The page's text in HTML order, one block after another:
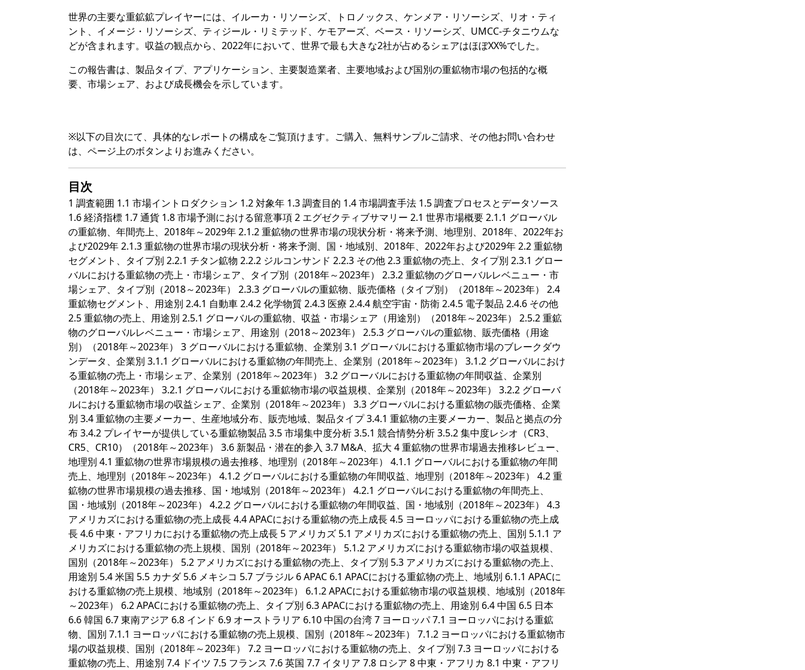
世界の主要な重鉱鉱プレイヤーには、イルーカ・リソーシズ、トロノックス、ケンメア・リソーシズ、リオ・ティ
ント、イメージ・リソーシズ、ティジール・リミテッド、ケモアーズ、ベース・リソーシズ、UMCC-チタニウムな
どが含まれます。収益の観点から、2022年において、世界で最も大きな2社が占めるシェアはほぼXX%でした。
この報告書は、製品タイプ、アプリケーション、主要製造業者、主要地域および国別の重鉱物市場の包括的な概
要、市場シェア、および成長機会を示しています。
※以下の目次にて、具体的なレポートの構成をご覧頂けます。ご購入、無料サンプルご請求、その他お問い合わせ
は、ページ上のボタンよりお進みください。
目次
1 調査範囲 1.1 市場イントロダクション 1.2 対象年 1.3 調査目的 1.4 市場調査手法 1.5 調査プロセスとデータソース
1.6 経済指標 1.7 通貨 1.8 市場予測における留意事項 2 エグゼクティブサマリー 2.1 世界市場概要 2.1.1 グローバル
の重鉱物、年間売上、2018年～2029年 2.1.2 重鉱物の世界市場の現状分析・将来予測、地理別、2018年、2022年お
よび2029年 2.1.3 重鉱物の世界市場の現状分析・将来予測、国・地域別、2018年、2022年および2029年 2.2 重鉱物
セグメント、タイプ別 2.2.1 チタン鉱物 2.2.2 ジルコンサンド 2.2.3 その他 2.3 重鉱物の売上、タイプ別 2.3.1 グロー
バルにおける重鉱物の売上・市場シェア、タイプ別（2018年～2023年） 2.3.2 重鉱物のグローバルレベニュー・市
場シェア、タイプ別（2018～2023年） 2.3.3 グローバルの重鉱物、販売価格（タイプ別）（2018年～2023年） 2.4
重鉱物セグメント、用途別 2.4.1 自動車 2.4.2 化学物質 2.4.3 医療 2.4.4 航空宇宙・防衛 2.4.5 電子製品 2.4.6 その他
2.5 重鉱物の売上、用途別 2.5.1 グローバルの重鉱物、収益・市場シェア（用途別）（2018年～2023年） 2.5.2 重鉱
物のグローバルレベニュー・市場シェア、用途別（2018～2023年） 2.5.3 グローバルの重鉱物、販売価格（用途
別）（2018年～2023年） 3 グローバルにおける重鉱物、企業別 3.1 グローバルにおける重鉱物市場のブレークダウ
ンデータ、企業別 3.1.1 グローバルにおける重鉱物の年間売上、企業別（2018年～2023年） 3.1.2 グローバルにおけ
る重鉱物の売上・市場シェア、企業別（2018年～2023年） 3.2 グローバルにおける重鉱物の年間収益、企業別
（2018年～2023年） 3.2.1 グローバルにおける重鉱物市場の収益規模、企業別（2018年～2023年） 3.2.2 グローバ
ルにおける重鉱物市場の収益シェア、企業別（2018年～2023年） 3.3 グローバルにおける重鉱物の販売価格、企業
別 3.4 重鉱物の主要メーカー、生産地域分布、販売地域、製品タイプ 3.4.1 重鉱物の主要メーカー、製品と拠点の分
布 3.4.2 プレイヤーが提供している重鉱物製品 3.5 市場集中度分析 3.5.1 競合情勢分析 3.5.2 集中度レシオ（CR3、
CR5、CR10）（2018年～2023年） 3.6 新製品・潜在的参入 3.7 M&A、拡大 4 重鉱物の世界市場過去推移レビュー、
地理別 4.1 重鉱物の世界市場規模の過去推移、地理別（2018年～2023年） 4.1.1 グローバルにおける重鉱物の年間
売上、地理別（2018年～2023年） 4.1.2 グローバルにおける重鉱物の年間収益、地理別（2018年～2023年） 4.2 重
鉱物の世界市場規模の過去推移、国・地域別（2018年～2023年） 4.2.1 グローバルにおける重鉱物の年間売上、
国・地域別（2018年～2023年） 4.2.2 グローバルにおける重鉱物の年間収益、国・地域別（2018年～2023年） 4.3
アメリカズにおける重鉱物の売上成長 4.4 APACにおける重鉱物の売上成長 4.5 ヨーロッパにおける重鉱物の売上成
長 4.6 中東・アフリカにおける重鉱物の売上成長 5 アメリカズ 5.1 アメリカズにおける重鉱物の売上、国別 5.1.1 ア
メリカズにおける重鉱物の売上規模、国別（2018年～2023年） 5.1.2 アメリカズにおける重鉱物市場の収益規模、
国別（2018年～2023年） 5.2 アメリカズにおける重鉱物の売上、タイプ別 5.3 アメリカズにおける重鉱物の売上、
用途別 5.4 米国 5.5 カナダ 5.6 メキシコ 5.7 ブラジル 6 APAC 6.1 APACにおける重鉱物の売上、地域別 6.1.1 APACに
おける重鉱物の売上規模、地域別（2018年～2023年） 6.1.2 APACにおける重鉱物市場の収益規模、地域別（2018年
～2023年） 6.2 APACにおける重鉱物の売上、タイプ別 6.3 APACにおける重鉱物の売上、用途別 6.4 中国 6.5 日本
6.6 韓国 6.7 東南アジア 6.8 インド 6.9 オーストラリア 6.10 中国の台湾 7 ヨーロッパ 7.1 ヨーロッパにおける重鉱
物、国別 7.1.1 ヨーロッパにおける重鉱物の売上規模、国別（2018年～2023年） 7.1.2 ヨーロッパにおける重鉱物市
場の収益規模、国別（2018年～2023年） 7.2 ヨーロッパにおける重鉱物の売上、タイプ別 7.3 ヨーロッパにおける
重鉱物の売上、用途別 7.4 ドイツ 7.5 フランス 7.6 英国 7.7 イタリア 7.8 ロシア 8 中東・アフリカ 8.1 中東・アフリ